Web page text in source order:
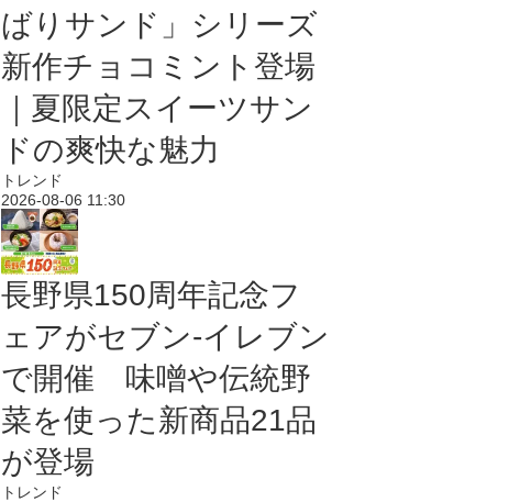
ばりサンド」シリーズ
新作チョコミント登場
｜夏限定スイーツサン
ドの爽快な魅力
トレンド
2026-08-06 11:30
長野県150周年記念フ
ェアがセブン-イレブン
で開催 味噌や伝統野
菜を使った新商品21品
が登場
トレンド